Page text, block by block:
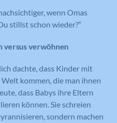
wenn Omas
stillst schon wieder?“
versus verwöhnen
dachte, dass Kinder mit
kommen, die man ihnen
dass Babys ihre Eltern
können. Sie schreien
sondern machen